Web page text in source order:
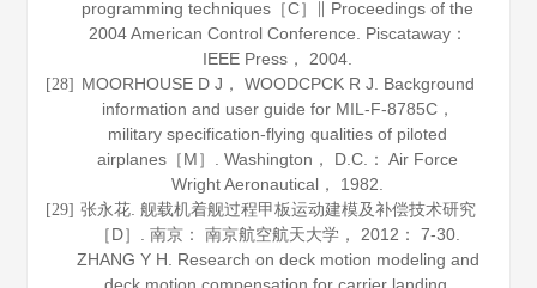
programming techniques［C］∥ Proceedings of the
2004 American Control Conference. Piscataway：
IEEE Press， 2004
[28] MOORHOUSE D J， WOODCPCK R J. Background
information and user guide for MIL-F-8785C，
military specification-flying qualities of piloted
airplanes ［M］. Washington， D.C.： Air Force
Wright Aeronautical， 1982
[29] 张永花. 舰载机着舰过程甲板运动建模及补偿技术研究
［D］. 南京： 南京航空航天大学， 2012 ： 7-30.
ZHANG Y H. Research on deck motion modeling and